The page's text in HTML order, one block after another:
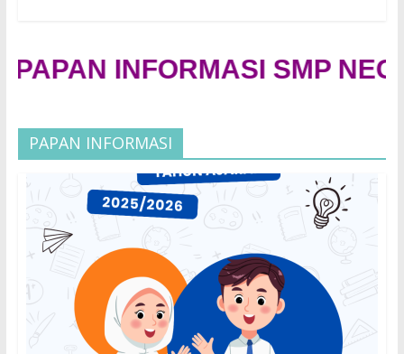
INFORMASI SMP
PAPAN INFORMASI